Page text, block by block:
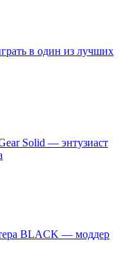
в один из лучших
Solid — энтузиаст
BLACK — моддер